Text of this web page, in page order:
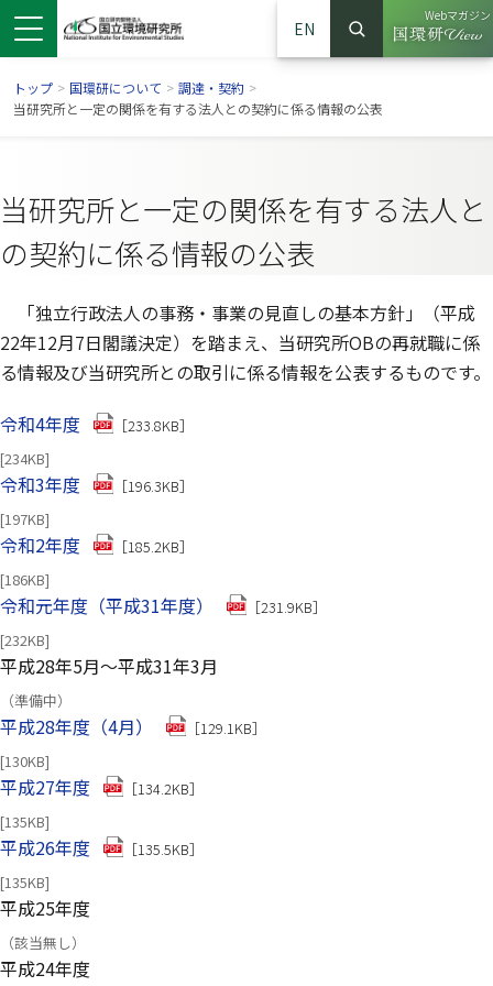
ドウで開きます）
ンドウで開きます）
ウインドウで開きます）
EN
サイト内検索
検索
Webマガジン
（別ウイ
トップ > 国環研について > 調達・契約 >
当研究所と一定の関係を有する法人との契約に係る情報の公表
当研究所と一定の関係を有する法人と
の契約に係る情報の公表
「独立行政法人の事務・事業の見直しの基本方針」（平成
22年12月7日閣議決定）を踏まえ、当研究所OBの再就職に係
る情報及び当研究所との取引に係る情報を公表するものです。
令和4年度 （別ウインドウで開きます）
［233.8KB］
[234KB]
令和3年度 （別ウインドウで開きます）
［196.3KB］
[197KB]
令和2年度 （別ウインドウで開きます）
［185.2KB］
[186KB]
令和元年度（平成31年度） （別ウインドウで開きます）
［231.9KB］
[232KB]
平成28年5月～平成31年3月
（準備中）
平成28年度（4月） （別ウインドウで開きます）
［129.1KB］
[130KB]
平成27年度 （別ウインドウで開きます）
［134.2KB］
[135KB]
平成26年度 （別ウインドウで開きます）
［135.5KB］
[135KB]
平成25年度
（該当無し）
平成24年度